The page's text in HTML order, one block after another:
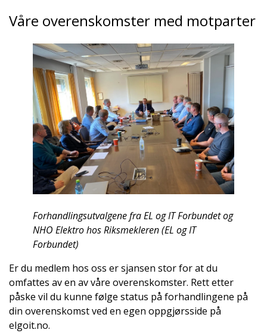
Våre overenskomster med motparter
Forhandlingsutvalgene fra EL og IT Forbundet og
NHO Elektro hos Riksmekleren (EL og IT
Forbundet)
Er du medlem hos oss er sjansen stor for at du
omfattes av en av våre overenskomster. Rett etter
påske vil du kunne følge status på forhandlingene på
din overenskomst ved en egen oppgjørsside på
elgoit.no.